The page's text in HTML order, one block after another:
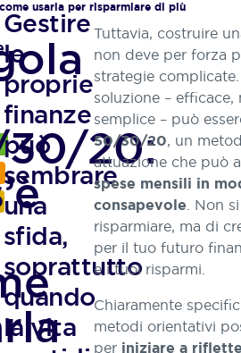
usarla per risparmiare di più
le
20:
Gestire
le
proprie
finanze
può
sembrare
una
sfida,
soprattutto
quando
la vita
Tuttavia, costruire
non deve per forza
strategie
soluzione –
semplice – può
50/30/20, un
attuazione che può
spese mensili in
consapevole. Non
risparmiare, ma di
per il tuo futuro
e i tuoi risparmi.
Chiaramente
metodi orientativi
per iniziare a